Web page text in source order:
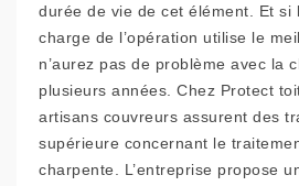
durée de vie de cet élément. Et si
charge de l’opération utilise le
n’aurez pas de problème avec la
plusieurs années. Chez Protect
artisans couvreurs assurent des
supérieure concernant le
charpente. L’entreprise propose